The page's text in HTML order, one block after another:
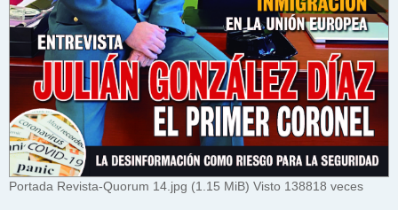
Portada Revista-Quorum 14.jpg (1.15 MiB) Visto 138818 veces